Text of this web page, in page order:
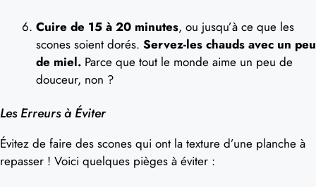
Cuire de 15 à 20 minutes, ou jusqu’à ce que les
scones soient dorés. Servez-les chauds avec un peu
de miel. Parce que tout le monde aime un peu de
douceur, non ?
Les Erreurs à Éviter
Évitez de faire des scones qui ont la texture d’une planche à
repasser ! Voici quelques pièges à éviter :